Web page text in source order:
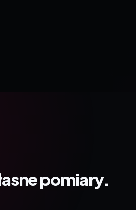
pomiary.